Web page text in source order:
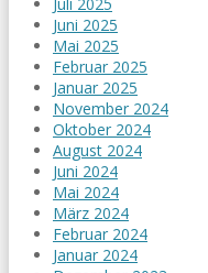
Juni 2025
Mai 2025
Februar 2025
Januar 2025
November 2024
Oktober 2024
August 2024
Juni 2024
Mai 2024
März 2024
Februar 2024
Januar 2024